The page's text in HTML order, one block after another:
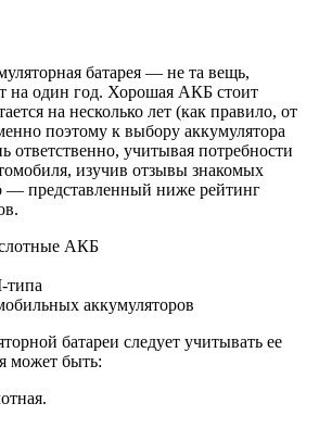
батарея — не та вещь,
на один год. Хорошая АКБ стоит
на несколько лет (как правило, от
поэтому к выбору аккумулятора
ответственно, учитывая потребности
изучив отзывы знакомых
— представленный ниже рейтинг
АКБ
типа
аккумуляторов
батареи следует учитывать ее
может быть: